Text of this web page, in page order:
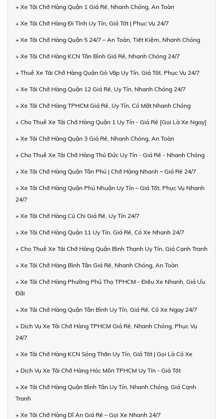
+ Xe Tải Chở Hàng Quận 1 Giá Rẻ, Nhanh Chóng, An Toàn
+ Xe Tải Chở Hàng Đi Tỉnh Uy Tín, Giá Tốt | Phục Vụ 24/7
+ Xe Tải Chở Hàng Quận 5 24/7 – An Toàn, Tiết Kiệm, Nhanh Chóng
+ Xe Tải Chở Hàng KCN Tân Bình Giá Rẻ, Nhanh Chóng 24/7
+ Thuê Xe Tải Chở Hàng Quận Gò Vấp Uy Tín, Giá Tốt, Phục Vụ 24/7
+ Xe Tải Chở Hàng Quận 12 Giá Rẻ, Uy Tín, Nhanh Chóng 24/7
+ Xe Tải Chở Hàng TPHCM Giá Rẻ, Uy Tín, Có Mặt Nhanh Chóng
+ Cho Thuê Xe Tải Chở Hàng Quận 1 Uy Tín - Giá Rẻ [Gọi Là Xe Ngay]
+ Xe Tải Chở Hàng Quận 3 Giá Rẻ, Nhanh Chóng, An Toàn
+ Cho Thuê Xe Tải Chở Hàng Thủ Đức Uy Tín - Giá Rẻ - Nhanh Chóng
+ Xe Tải Chở Hàng Quận Tân Phú | Chở Hàng Nhanh – Giá Rẻ 24/7
+ Xe Tải Chở Hàng Quận Phú Nhuận Uy Tín – Giá Tốt, Phục Vụ Nhanh
24/7
+ Xe Tải Chở Hàng Củ Chi Giá Rẻ, Uy Tín 24/7
+ Xe Tải Chở Hàng Quận 11 Uy Tín, Giá Rẻ, Có Xe Nhanh 24/7
+ Cho Thuê Xe Tải Chở Hàng Quận Bình Thạnh Uy Tín, Giá Cạnh Tranh
+ Xe Tải Chở Hàng Bình Tân Giá Rẻ, Nhanh Chóng, An Toàn
+ Xe Tải Chở Hàng Phường Phú Thọ TPHCM - Điều Xe Nhanh, Giá Ưu
Đãi
+ Xe Tải Chở Hàng Quận Tân Bình Uy Tín, Giá Rẻ, Có Xe Ngay 24/7
+ Dịch Vụ Xe Tải Chở Hàng TPHCM Giá Rẻ, Nhanh Chóng, Phục Vụ
24/7
+ Xe Tải Chở Hàng KCN Sóng Thần Uy Tín, Giá Tốt | Gọi Là Có Xe
+ Dịch Vụ Xe Tải Chở Hàng Hóc Môn TPHCM Uy Tín - Giá Tốt
+ Xe Tải Chở Hàng Quận Bình Tân Uy Tín, Nhanh Chóng, Giá Cạnh
Tranh
+ Xe Tải Chở Hàng Dĩ An Giá Rẻ – Gọi Xe Nhanh 24/7